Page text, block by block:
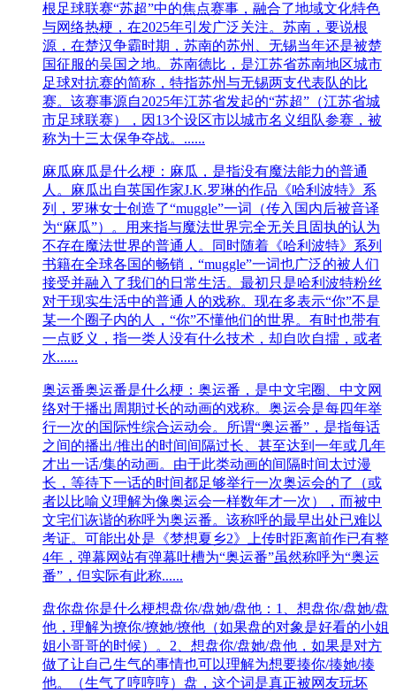
根足球联赛“苏超”中的焦点赛事，融合了地域文化特色
与网络热梗，在2025年引发广泛关注。‌‌苏南，要说根
源，在楚汉争霸时期，苏南的苏州、无锡当年还是被楚
国征服的吴国之地。苏南德比，是‌江苏省苏南地区城市
足球对抗赛‌的简称，特指苏州与无锡两支代表队的比
赛。该赛事源自2025年江苏省发起的“苏超”（江苏省城
市足球联赛），因13个设区市以城市名义组队参赛，被
称为十三太保争夺战。‌‌......
麻瓜麻瓜是什么梗：麻瓜，是指没有魔法能力的普通
人。麻瓜出自英国作家J.K.罗琳的作品《哈利波特》系
列，罗琳女士创造了“muggle”一词（传入国内后被音译
为“麻瓜”）。用来指与魔法世界完全无关且固执的认为
不存在魔法世界的普通人。同时随着《哈利波特》系列
书籍在全球各国的畅销，“muggle”一词也广泛的被人们
接受并融入了我们的日常生活。最初只是哈利波特粉丝
对于现实生活中的普通人的戏称。现在多表示“你”不是
某一个圈子内的人，“你”不懂他们的世界。有时也带有
一点贬义，指一类人没有什么技术，却自吹自擂，或者
水......
奥运番奥运番是什么梗：奥运番，是中文宅圈、中文网
络对于播出周期过长的动画的戏称。奥运会是每四年举
行一次的国际性综合运动会。所谓“奥运番”，是指每话
之间的播出/推出的时间间隔过长、甚至达到一年或几年
才出一话/集的动画。由于此类动画的间隔时间太过漫
长，等待下一话的时间都足够举行一次奥运会的了（或
者以比喻义理解为像奥运会一样数年才一次），而被中
文宅们诙谐的称呼为奥运番。该称呼的最早出处已难以
考证。可能出处是《梦想夏乡2》上传时距离前作已有整
4年，弹幕网站有弹幕吐槽为“奥运番”虽然称呼为“奥运
番”，但实际有此称......
盘你盘你是什么梗想盘你/盘她/盘他：1、想盘你/盘她/盘
他，理解为撩你/撩她/撩他（如果盘的对象是好看的小姐
姐小哥哥的时候）。2、想盘你/盘她/盘他，如果是对方
做了让自己生气的事情也可以理解为想要揍你/揍她/揍
他。（生气了哼哼哼）盘，这个词是真正被网友玩坏